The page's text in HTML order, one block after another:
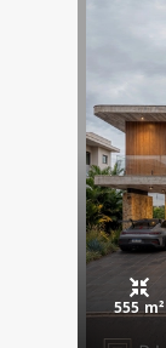
555 m²